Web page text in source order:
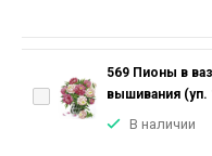
569 Пионы в
вышивания (уп.
В наличии